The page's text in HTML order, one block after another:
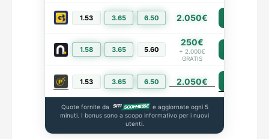
1.53 3.65 6.50 2.050€
1.58 3.65 5.60
250€
+ 2.000€
GRATIS
1.53 3.65 6.50 2.050€
Quote fornite da
e aggiornate ogni 5
minuti. I bonus sono a scopo informativo per i nuovi
utenti.